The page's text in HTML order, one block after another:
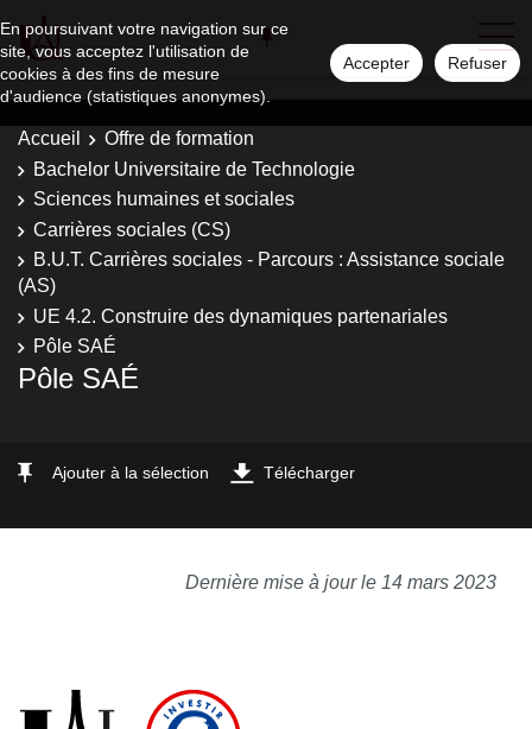
En poursuivant votre navigation sur ce
site, vous acceptez l'utilisation de
cookies à des fins de mesure
d'audience (statistiques anonymes).
Accepter Refuser
Accueil
Offre de formation
Bachelor Universitaire de Technologie
Sciences humaines et sociales
Carrières sociales (CS)
B.U.T. Carrières sociales - Parcours : Assistance sociale
(AS)
UE 4.2. Construire des dynamiques partenariales
Pôle SAÉ
Pôle SAÉ
Ajouter à la sélection Télécharger
Dernière mise à jour le 14 mars 2023